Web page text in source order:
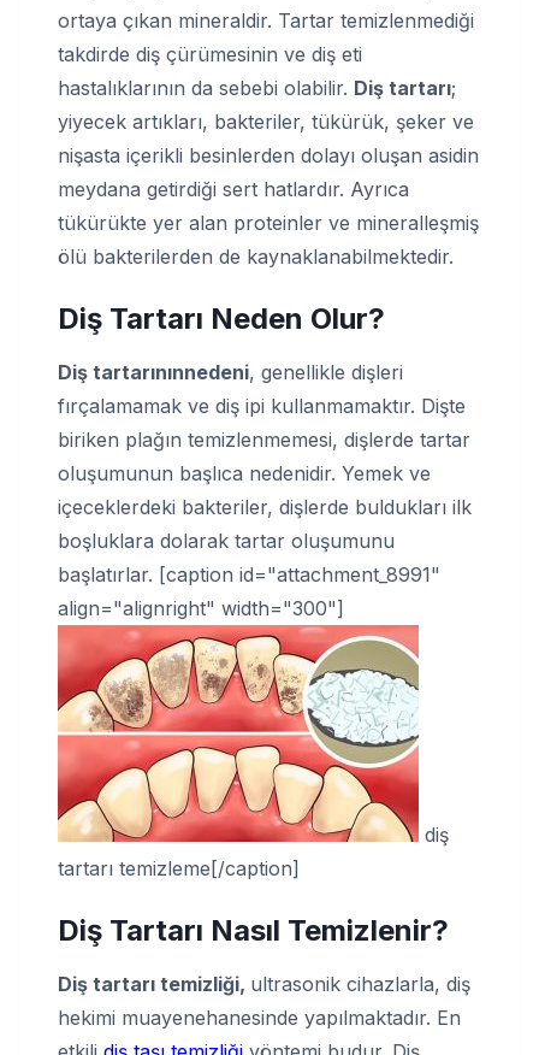
ortaya çıkan mineraldir. Tartar temizlenmediği
takdirde diş çürümesinin ve diş eti
hastalıklarının da sebebi olabilir. Diş tartarı;
yiyecek artıkları, bakteriler, tükürük, şeker ve
nişasta içerikli besinlerden dolayı oluşan asidin
meydana getirdiği sert hatlardır. Ayrıca
tükürükte yer alan proteinler ve mineralleşmiş
ölü bakterilerden de kaynaklanabilmektedir.
Diş Tartarı Neden Olur?
Diş tartarınınnedeni, genellikle dişleri
fırçalamamak ve diş ipi kullanmamaktır. Dişte
biriken plağın temizlenmemesi, dişlerde tartar
oluşumunun başlıca nedenidir. Yemek ve
içeceklerdeki bakteriler, dişlerde buldukları ilk
boşluklara dolarak tartar oluşumunu
başlatırlar. [caption id="attachment_8991"
align="alignright" width="300"]
diş
tartarı temizleme[/caption]
Diş Tartarı Nasıl Temizlenir?
Diş tartarı temizliği, ultrasonik cihazlarla, diş
hekimi muayenehanesinde yapılmaktadır. En